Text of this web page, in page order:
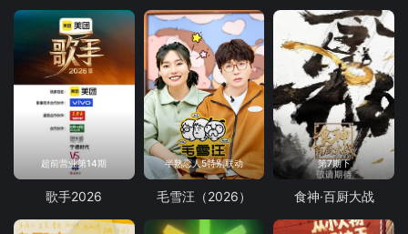
20240723 20240724上
20240724下 20240725
20240730 20240731上
20240731下 20240801
20240806 20240807上
20240807下 20240808
超前营业第14期
歌手2026
半熟恋人5特别联动
毛雪汪（2026）
第7期下
食神·百厨大战